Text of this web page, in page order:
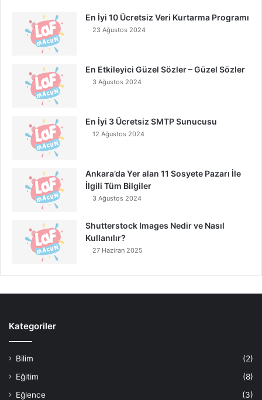
En İyi 10 Ücretsiz Veri Kurtarma Programı
23 Ağustos 2024
En Etkileyici Güzel Sözler – Güzel Sözler
3 Ağustos 2024
En İyi 3 Ücretsiz SMTP Sunucusu
12 Ağustos 2024
Ankara’da Yer alan 11 Sosyete Pazarı İle
İlgili Tüm Bilgiler
3 Ağustos 2024
Shutterstock Images Nedir ve Nasıl
Kullanılır?
27 Haziran 2025
Kategoriler
Bilim
(2)
Eğitim
(8)
Eğlence
(3)